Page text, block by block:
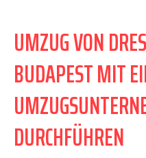
UMZUG VON
BUDAPEST MIT
DURCHFÜHREN